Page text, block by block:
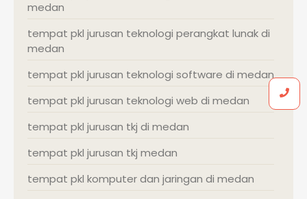
medan
tempat pkl jurusan teknologi perangkat lunak di
medan
tempat pkl jurusan teknologi software di medan
tempat pkl jurusan teknologi web di medan
tempat pkl jurusan tkj di medan
tempat pkl jurusan tkj medan
tempat pkl komputer dan jaringan di medan